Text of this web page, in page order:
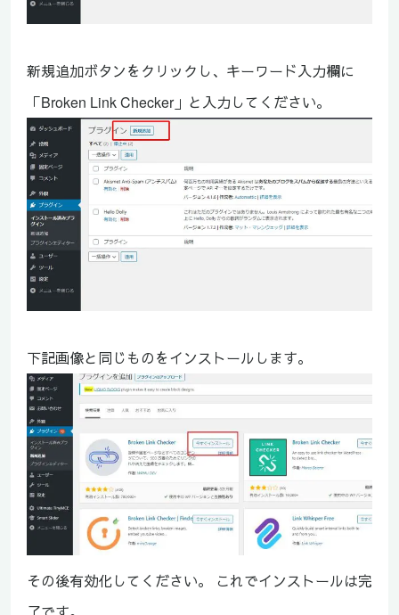
新規追加ボタンをクリックし、キーワード入力欄に
「Broken Link Checker」と入力してください。
下記画像と同じものをインストールします。
その後有効化してください。 これでインストールは完